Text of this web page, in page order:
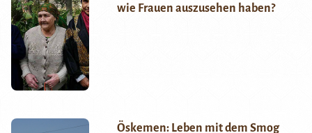
wie Frauen auszusehen haben?
Öskemen: Leben mit dem Smog